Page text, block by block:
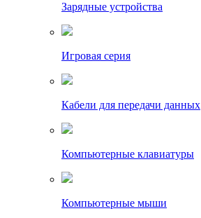
Зарядные устройства
Игровая серия
Кабели для передачи данных
Компьютерные клавиатуры
Компьютерные мыши